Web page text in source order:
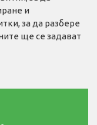
и
за да разбере
ще се задават